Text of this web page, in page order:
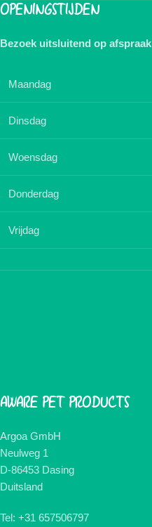
OPENINGSTIJDEN
Bezoek uitsluitend op afspraak
Maandag
Dinsdag
Woensdag
Donderdag
Vrijdag
AWARE PET PRODUCTS
Argoa GmbH
Neulweg 1
D-86453 Dasing
Duitsland
Tel: +31 657506797